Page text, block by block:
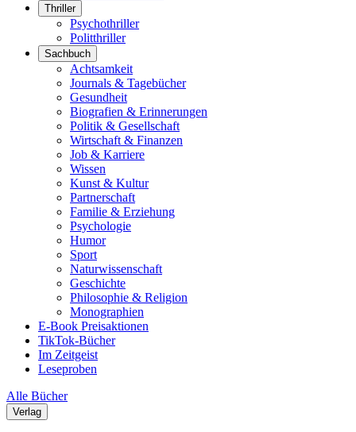
Thriller
Psychothriller
Politthriller
Sachbuch
Achtsamkeit
Journals & Tagebücher
Gesundheit
Biografien & Erinnerungen
Politik & Gesellschaft
Wirtschaft & Finanzen
Job & Karriere
Wissen
Kunst & Kultur
Partnerschaft
Familie & Erziehung
Psychologie
Humor
Sport
Naturwissenschaft
Geschichte
Philosophie & Religion
Monographien
E-Book Preisaktionen
TikTok-Bücher
Im Zeitgeist
Leseproben
Alle Bücher
Verlag